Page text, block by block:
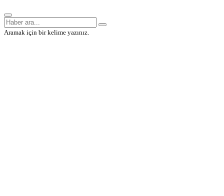
Aramak için bir kelime yazınız.